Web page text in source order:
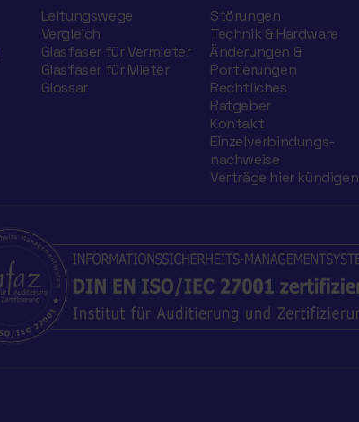
Leitungswege
Vergleich
Glasfaser für Vermieter
Glasfaser für Mieter
Glossar
Störungen
Technik & Hardware
Änderungen &
Portierungen
Rechtliches
Ratgeber
Kontakt
Einzelverbindungs­
nachweise
Verträge hier kündigen